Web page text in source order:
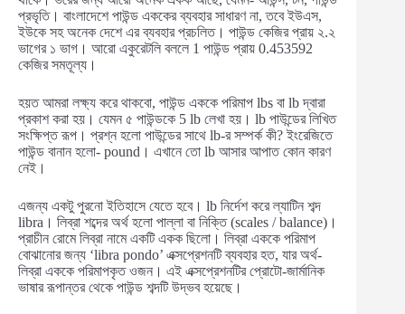
প্রভৃতি। বাংলাদেশে পাউন্ড এককের ব্যবহার সাধারণ না, তবে ইউএস,
ইউকে সহ অনেক দেশে এর ব্যবহার প্রচলিত। পাউন্ড কেজির প্রায় ২.২
ভাগের ১ ভাগ। আরো একুরেটলি বললে 1 পাউন্ড প্রায় 0.453592
কেজির সমতূল্য।
হয়ত আমরা লক্ষ্য করে থাকবো, পাউন্ড এককে পরিমাপ lbs বা lb দ্বারা
প্রকাশ করা হয়। যেমন ৫ পাউন্ডকে 5 lb লেখা হয়। lb পাউন্ডের লিখিত
সংক্ষিপ্ত রূপ। প্রশ্ন হলো পাউন্ডের সাথে lb-র সম্পর্ক কী? ইংরেজিতে
পাউন্ড বানান হলো- pound। এখানে তো lb আসার আপাত কোন কারণ
নেই।
এজন্য একটু পুরনো ইতিহাসে যেতে হবে। lb নির্দেশ করে ল্যাটিন শব্দ
libra। লিব্রা শব্দের অর্থ হলো পাল্লা বা নিক্তি (scales / balance)।
প্রাচীন রোমে লিব্রা নামে একটি একক ছিলো। লিব্রা এককে পরিমাপ
বোঝানোর জন্য ‘libra pondo’ এক্সপ্রেশনটি ব্যবহার হত, যার অর্থ-
লিব্রা এককে পরিমাপকৃত ওজন। এই এক্সপ্রেশনটির প্রোটো-জার্মানিক
ভাষার রূপান্তর থেকে পাউন্ড শব্দটি উদ্ভব হয়েছে।